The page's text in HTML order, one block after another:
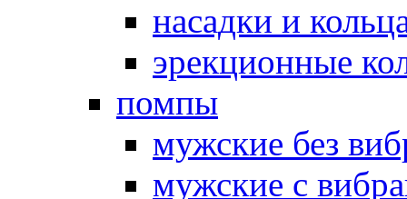
насадки и
эрекционные
помпы
мужские без
мужские с